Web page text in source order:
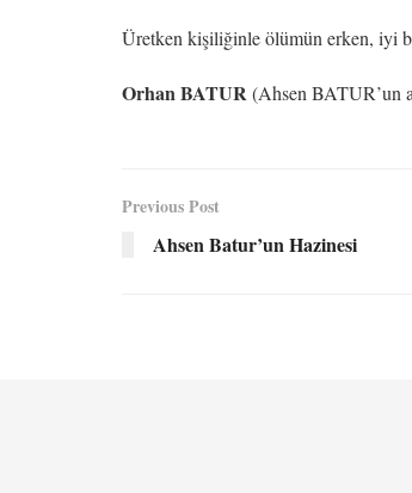
Üretken kişiliğinle ölümün erken, iyi
Orhan BATUR(Ahsen BATUR’un
Previous Post
Ahsen Batur’un Hazinesi